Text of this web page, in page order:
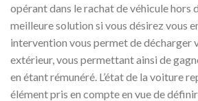
opérant dans le rachat de véhicule hors
meilleure solution si vous désirez vous
intervention vous permet de décharger
extérieur, vous permettant ainsi de
en étant rémunéré. L’état de la voiture
élément pris en compte en vue de